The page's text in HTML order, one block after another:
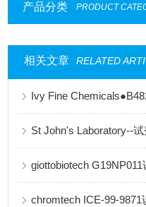
产品分类 PRODUCT
相关文章 RELATED
St John's Laboratory--
giottobiotech G19NP011
chromtech ICE-99-9871